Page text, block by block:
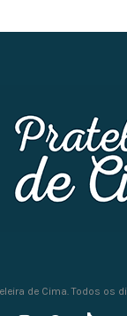
de Cima. Todos os